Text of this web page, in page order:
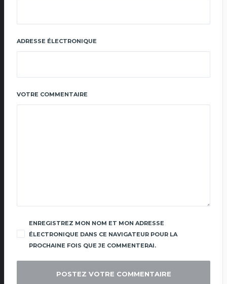
ADRESSE ÉLECTRONIQUE
VOTRE COMMENTAIRE
ENREGISTREZ MON NOM ET MON ADRESSE
ÉLECTRONIQUE DANS CE NAVIGATEUR POUR LA
PROCHAINE FOIS QUE JE COMMENTERAI.